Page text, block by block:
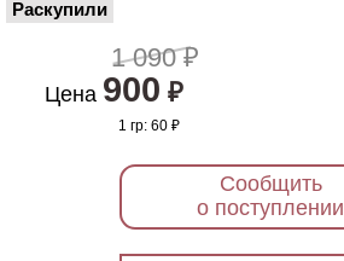
Раскупили
1 090 ₽
Цена 900 ₽
1 гр:60 ₽
Сообщить
о поступлении